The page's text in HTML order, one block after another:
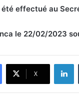
effectué au
22/02/2023 sous
X